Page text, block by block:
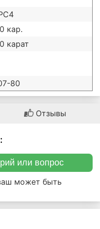
кар.
карат
80
Отзывы
или вопрос
может быть